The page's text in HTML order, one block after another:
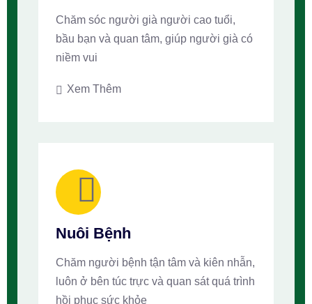
Chăm sóc người già người cao tuổi,
bầu bạn và quan tâm, giúp người già có
niềm vui
Xem Thêm
Nuôi Bệnh
Chăm người bệnh tận tâm và kiên nhẫn,
luôn ở bên túc trực và quan sát quá trình
hồi phục sức khỏe